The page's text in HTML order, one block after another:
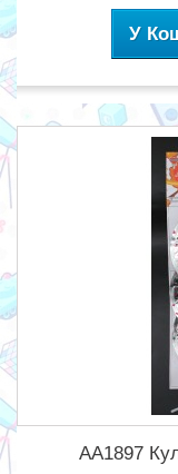
У
AA1897